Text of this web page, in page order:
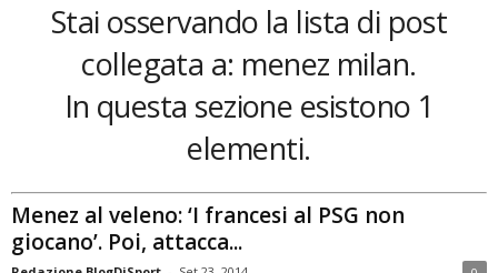
Stai osservando la lista di post
collegata a: menez milan.
In questa sezione esistono 1
elementi.
Menez al veleno: ‘I francesi al PSG non
giocano’. Poi, attacca...